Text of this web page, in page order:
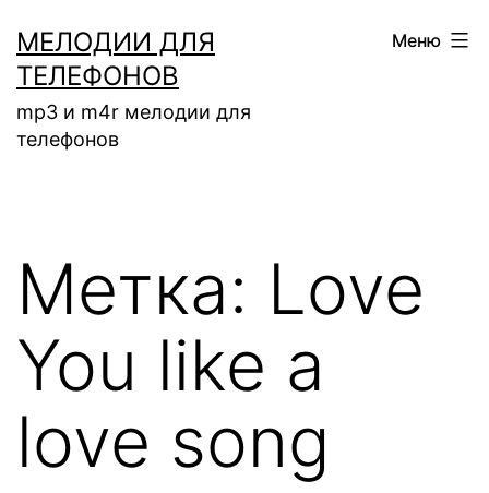
содержимому
МЕЛОДИИ ДЛЯ
ТЕЛЕФОНОВ
mp3 и m4r мелодии для
телефонов
Меню
Метка: Love
You like a
love song